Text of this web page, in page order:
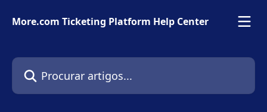
More.com Ticketing Platform Help Center
Procurar artigos...